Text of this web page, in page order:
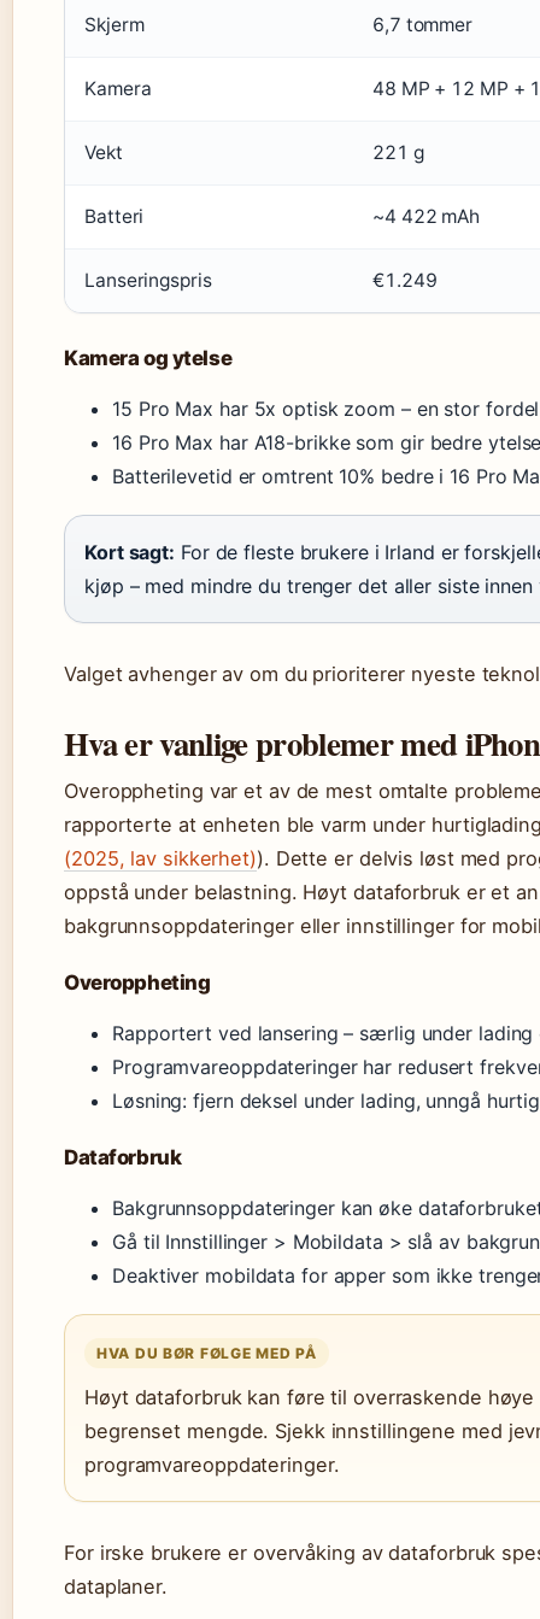
Skjerm 6,7 tommer
Kamera 48 MP + 12 MP +
Vekt 221 g
Batteri ~4 422 mAh
Lanseringspris €1.249
Kamera og ytelse
15 Pro Max har 5x optisk zoom – en stor
16 Pro Max har A18-brikke som gir bedre
Batterilevetid er omtrent 10% bedre i 16 Pro
Kort sagt: For de fleste brukere i Irland er
kjøp – med mindre du trenger det aller siste
Valget avhenger av om du prioriterer nyeste
Hva er vanlige problemer med
Overoppheting var et av de mest omtalte
rapporterte at enheten ble varm under
(2025, lav sikkerhet)). Dette er delvis løst med
oppstå under belastning. Høyt dataforbruk er et
bakgrunnsoppdateringer eller innstillinger for
Overoppheting
Rapportert ved lansering – særlig under
Programvareoppdateringer har redusert
Løsning: fjern deksel under lading, unngå
Dataforbruk
Bakgrunnsoppdateringer kan øke
Gå til Innstillinger > Mobildata > slå av
Deaktiver mobildata for apper som ikke
HVA DU BØR FØLGE MED PÅ
Høyt dataforbruk kan føre til overraskende
begrenset mengde. Sjekk innstillingene med
programvareoppdateringer.
For irske brukere er overvåking av dataforbruk
dataplaner.